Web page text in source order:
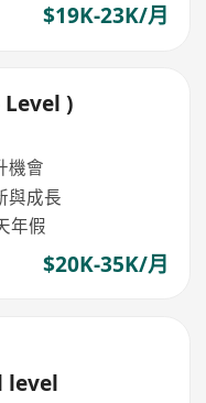
$19K-23K/月
Level )
機會
與成長
年假
$20K-35K/月
level